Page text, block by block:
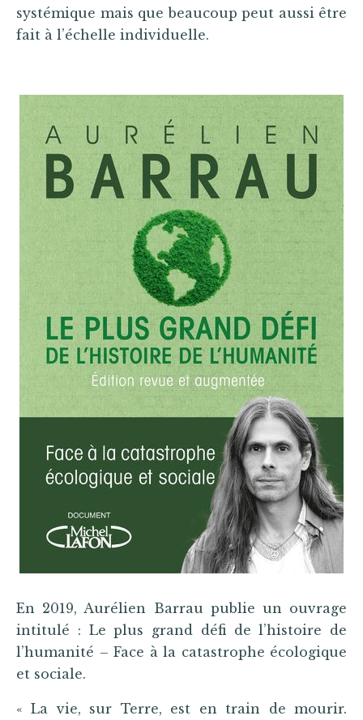
systémique mais que beaucoup peut aussi être
fait à l’échelle individuelle.
En 2019, Aurélien Barrau publie un ouvrage
intitulé : Le plus grand défi de l’histoire de
l’humanité – Face à la catastrophe écologique
et sociale.
« La vie, sur Terre, est en train de mourir.